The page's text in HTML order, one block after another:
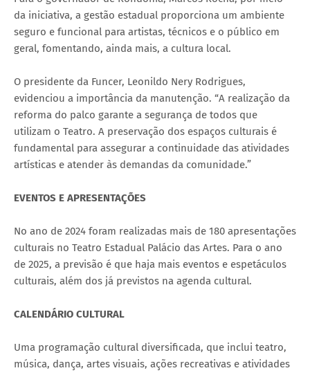
da iniciativa, a gestão estadual proporciona um ambiente
seguro e funcional para artistas, técnicos e o público em
geral, fomentando, ainda mais, a cultura local.
O presidente da Funcer, Leonildo Nery Rodrigues,
evidenciou a importância da manutenção. “A realização da
reforma do palco garante a segurança de todos que
utilizam o Teatro. A preservação dos espaços culturais é
fundamental para assegurar a continuidade das atividades
artísticas e atender às demandas da comunidade.”
EVENTOS E APRESENTAÇÕES
No ano de 2024 foram realizadas mais de 180 apresentações
culturais no Teatro Estadual Palácio das Artes. Para o ano
de 2025, a previsão é que haja mais eventos e espetáculos
culturais, além dos já previstos na agenda cultural.
CALENDÁRIO CULTURAL
Uma programação cultural diversificada, que inclui teatro,
música, dança, artes visuais, ações recreativas e atividades